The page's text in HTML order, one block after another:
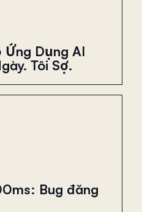
Ứng Dụng AI
Tôi Sợ.
Bug đăng